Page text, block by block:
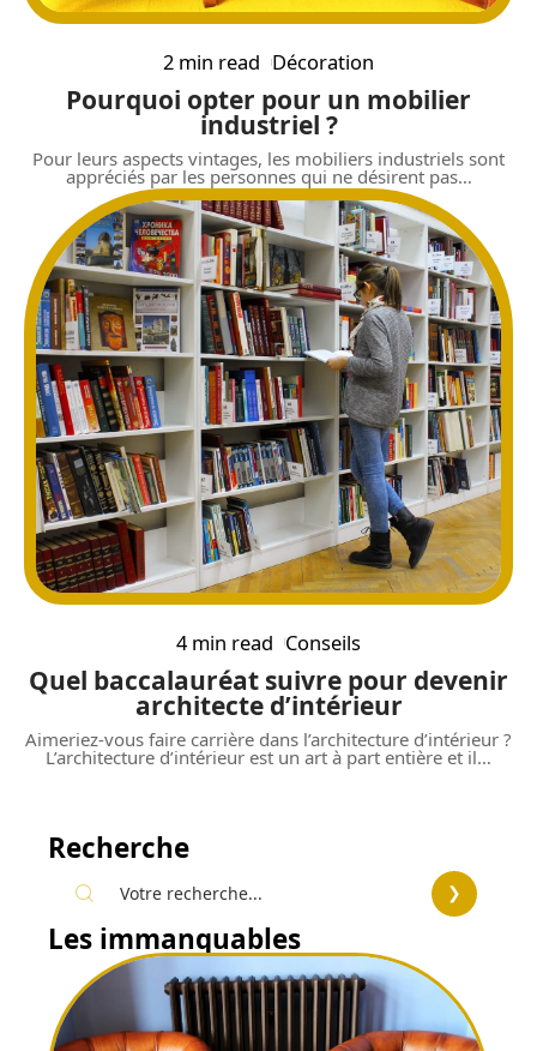
2 min read Décoration
Pourquoi opter pour un mobilier
industriel ?
Pour leurs aspects vintages, les mobiliers industriels sont
appréciés par les personnes qui ne désirent pas…
4 min read Conseils
Quel baccalauréat suivre pour devenir
architecte d’intérieur
Aimeriez-vous faire carrière dans l’architecture d’intérieur ?
L’architecture d’intérieur est un art à part entière et il…
Recherche
Les immanquables